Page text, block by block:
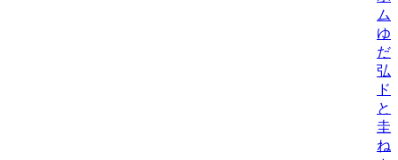
ム
ゆ
だ
弘
ド
と
圭/
ね